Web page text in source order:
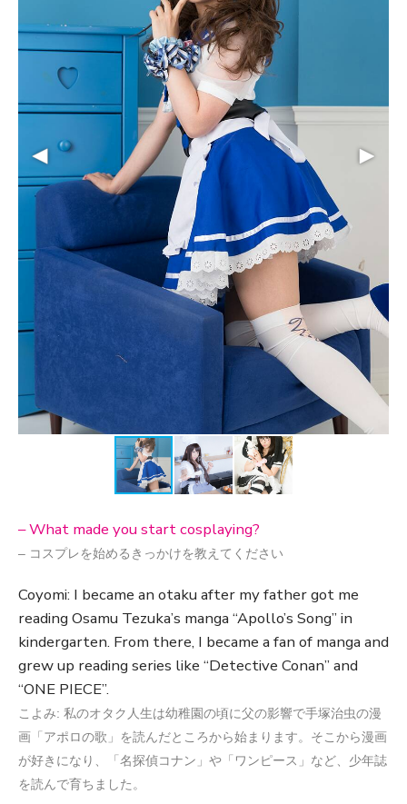
– What made you start cosplaying?
– コスプレを始めるきっかけを教えてください
Coyomi: I became an otaku after my father got me
reading Osamu Tezuka’s manga “Apollo’s Song” in
kindergarten. From there, I became a fan of manga and
grew up reading series like “Detective Conan” and
“ONE PIECE”.
こよみ: 私のオタク人生は幼稚園の頃に父の影響で手塚治虫の漫
画「アポロの歌」を読んだところから始まります。そこから漫画
が好きになり、「名探偵コナン」や「ワンピース」など、少年誌
を読んで育ちました。